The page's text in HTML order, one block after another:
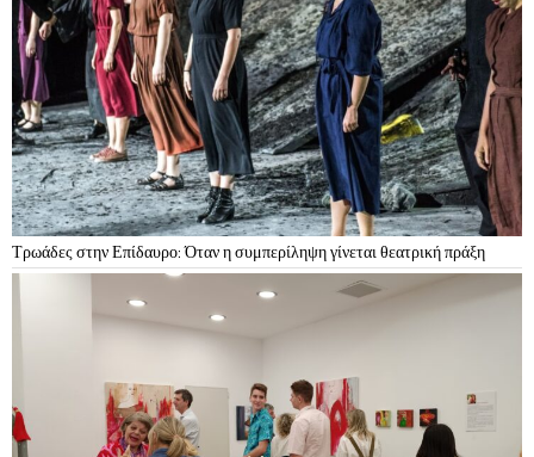
Τρωάδες στην Επίδαυρο: Όταν η συμπερίληψη γίνεται θεατρική πράξη